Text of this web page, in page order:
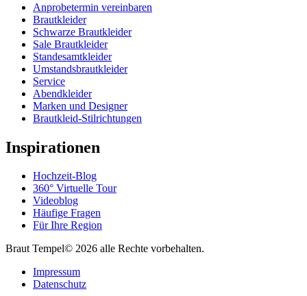
Anprobetermin vereinbaren
Brautkleider
Schwarze Brautkleider
Sale Brautkleider
Standesamtkleider
Umstandsbrautkleider
Service
Abendkleider
Marken und Designer
Brautkleid-Stilrichtungen
Inspirationen
Hochzeit-Blog
360° Virtuelle Tour
Videoblog
Häufige Fragen
Für Ihre Region
Braut Tempel© 2026 alle Rechte vorbehalten.
Impressum
Datenschutz